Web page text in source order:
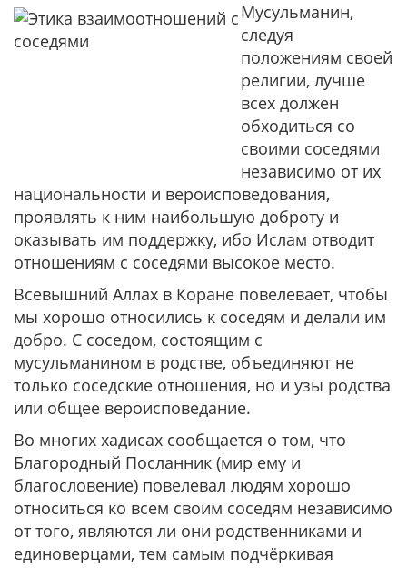
Мусульманин,
следуя
положениям своей
религии, лучше
всех должен
обходиться со
своими соседями
независимо от их
национальности и вероисповедования,
проявлять к ним наибольшую доброту и
оказывать им поддержку, ибо Ислам отводит
отношениям с соседями высокое место.
Всевышний Аллах в Коране повелевает, чтобы
мы хорошо относились к соседям и делали им
добро. С соседом, состоящим с
мусульманином в родстве, объединяют не
только соседские отношения, но и узы родства
или общее вероисповедание.
Во многих хадисах сообщается о том, что
Благородный Посланник (мир ему и
благословение) повелевал людям хорошо
относиться ко всем своим соседям независимо
от того, являются ли они родственниками и
единоверцами, тем самым подчёркивая